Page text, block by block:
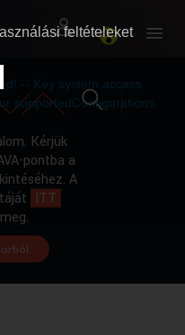
RÓLUNK
RÓLUNK
-- Key system access
supportedConfigurations.
Kérjük
pontba a
A
ITT
feltételeket